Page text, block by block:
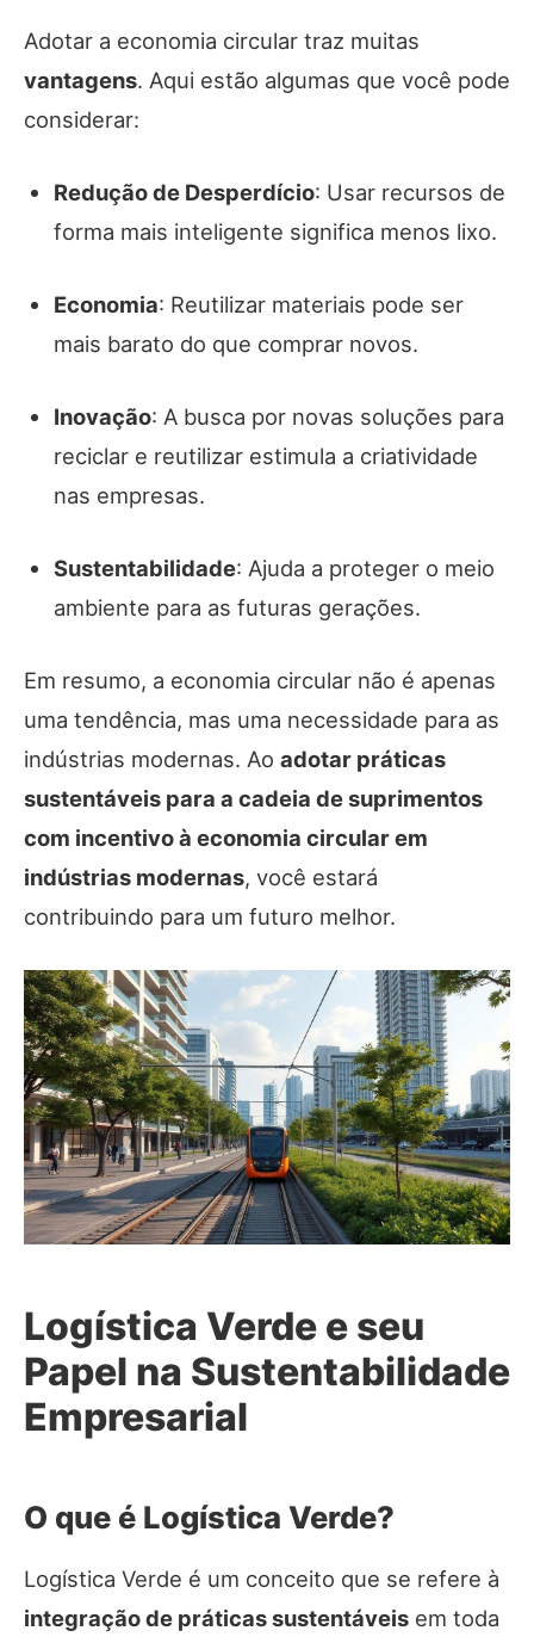
Adotar a economia circular traz muitas
vantagens. Aqui estão algumas que você pode
considerar:
Redução de Desperdício: Usar recursos de
forma mais inteligente significa menos lixo.
Economia: Reutilizar materiais pode ser
mais barato do que comprar novos.
Inovação: A busca por novas soluções para
reciclar e reutilizar estimula a criatividade
nas empresas.
Sustentabilidade: Ajuda a proteger o meio
ambiente para as futuras gerações.
Em resumo, a economia circular não é apenas
uma tendência, mas uma necessidade para as
indústrias modernas. Ao adotar práticas
sustentáveis para a cadeia de suprimentos
com incentivo à economia circular em
indústrias modernas, você estará
contribuindo para um futuro melhor.
Logística Verde e seu
Papel na Sustentabilidade
Empresarial
O que é Logística Verde?
Logística Verde é um conceito que se refere à
integração de práticas sustentáveis em toda